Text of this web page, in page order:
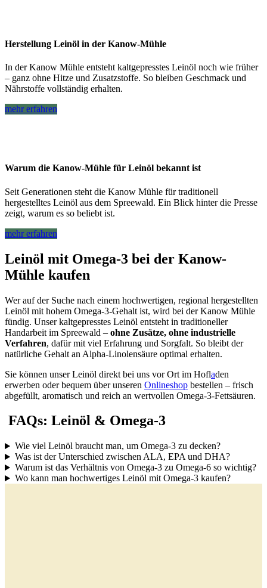
Herstellung Leinöl in der Kanow-Mühle
In der Kanow Mühle entsteht kaltgepresstes Leinöl noch wie früher
– ganz ohne Hitze und Zusatzstoffe. So bleiben Geschmack und
Nährstoffe vollständig erhalten.
mehr erfahren
Warum die Kanow-Mühle für Leinöl bekannt ist
Seit Generationen steht die Kanow Mühle für traditionell
hergestelltes Leinöl aus dem Spreewald. Ein Blick hinter die Presse
zeigt, warum es so beliebt ist.
mehr erfahren
Leinöl mit Omega-3 bei der Kanow-
Mühle kaufen
Wer auf der Suche nach einem hochwertigen, regional hergestellten
Leinöl mit hohem Omega-3-Gehalt ist, wird bei der Kanow Mühle
fündig. Unser kaltgepresstes Leinöl entsteht in traditioneller
Handarbeit im Spreewald – ohne Zusätze, ohne industrielle
Verfahren, dafür mit viel Erfahrung und Sorgfalt. So bleibt der
natürliche Gehalt an Alpha-Linolensäure optimal erhalten.
Sie können unser Leinöl direkt bei uns vor Ort im Hofladen
erwerben oder bequem über unseren Onlineshop bestellen – frisch
abgefüllt, aromatisch und reich an wertvollen Omega-3-Fettsäuren.
FAQs: Leinöl & Omega-3
Wie viel Leinöl braucht man, um Omega-3 zu decken?
Was ist der Unterschied zwischen ALA, EPA und DHA?
Warum ist das Verhältnis von Omega-3 zu Omega-6 so wichtig?
Wo kann man hochwertiges Leinöl mit Omega-3 kaufen?